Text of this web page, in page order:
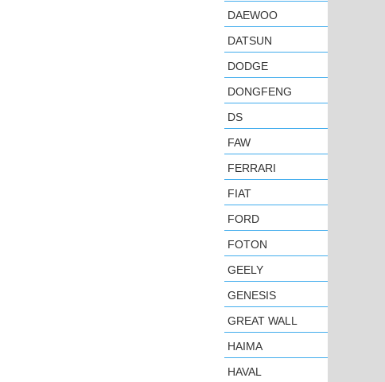
DAEWOO
DATSUN
DODGE
DONGFENG
DS
FAW
FERRARI
FIAT
FORD
FOTON
GEELY
GENESIS
GREAT WALL
HAIMA
HAVAL